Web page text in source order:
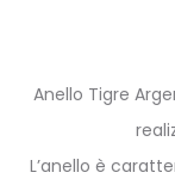
Anello Tigre
L’anello è